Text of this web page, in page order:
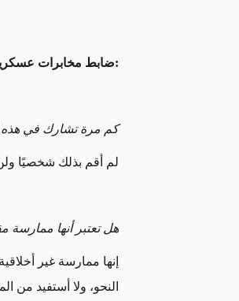
:ضابط مخابرات
كم مرة تشارك في هذه
لم أقم بذلك شخصيًا
هل تعتبر أنها ممارسة
إنها ممارسة غير
النحو، ولا أستفيد من